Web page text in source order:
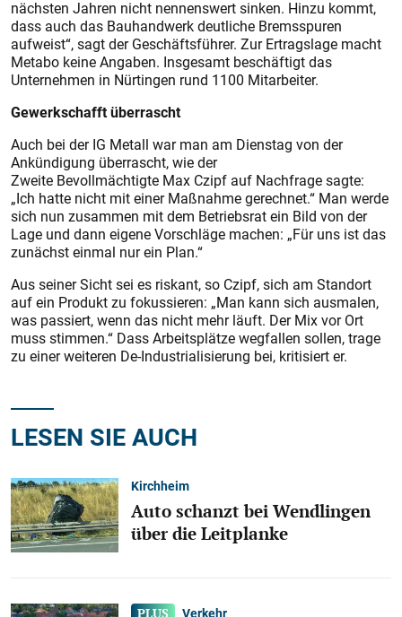
nächsten Jahren nicht nennenswert sinken. Hinzu kommt,
dass auch das Bauhandwerk deutliche Bremsspuren
aufweist“, sagt der Geschäftsführer. Zur Ertragslage macht
Metabo keine Angaben. Insgesamt beschäftigt das
Unternehmen in Nürtingen rund 1100 Mitarbeiter.
Gewerkschafft überrascht
Auch bei der IG Metall war man am Dienstag von der
Ankündigung überrascht, wie der
Zweite Bevollmächtigte Max Czipf auf Nachfrage sagte:
„Ich hatte nicht mit einer Maßnahme gerechnet.“ Man werde
sich nun zusammen mit dem Betriebsrat ein Bild von der
Lage und dann eigene Vorschläge machen: „Für uns ist das
zunächst einmal nur ein Plan.“
Aus seiner Sicht sei es riskant, so Czipf, sich am Standort
auf ein Produkt zu fokussieren: „Man kann sich ausmalen,
was passiert, wenn das nicht mehr läuft. Der Mix vor Ort
muss stimmen.“ Dass Arbeitsplätze wegfallen sollen, trage
zu einer weiteren De-Industrialisierung bei, kritisiert er.
LESEN SIE AUCH
Kirchheim
Auto schanzt bei Wendlingen
über die Leitplanke
Verkehr